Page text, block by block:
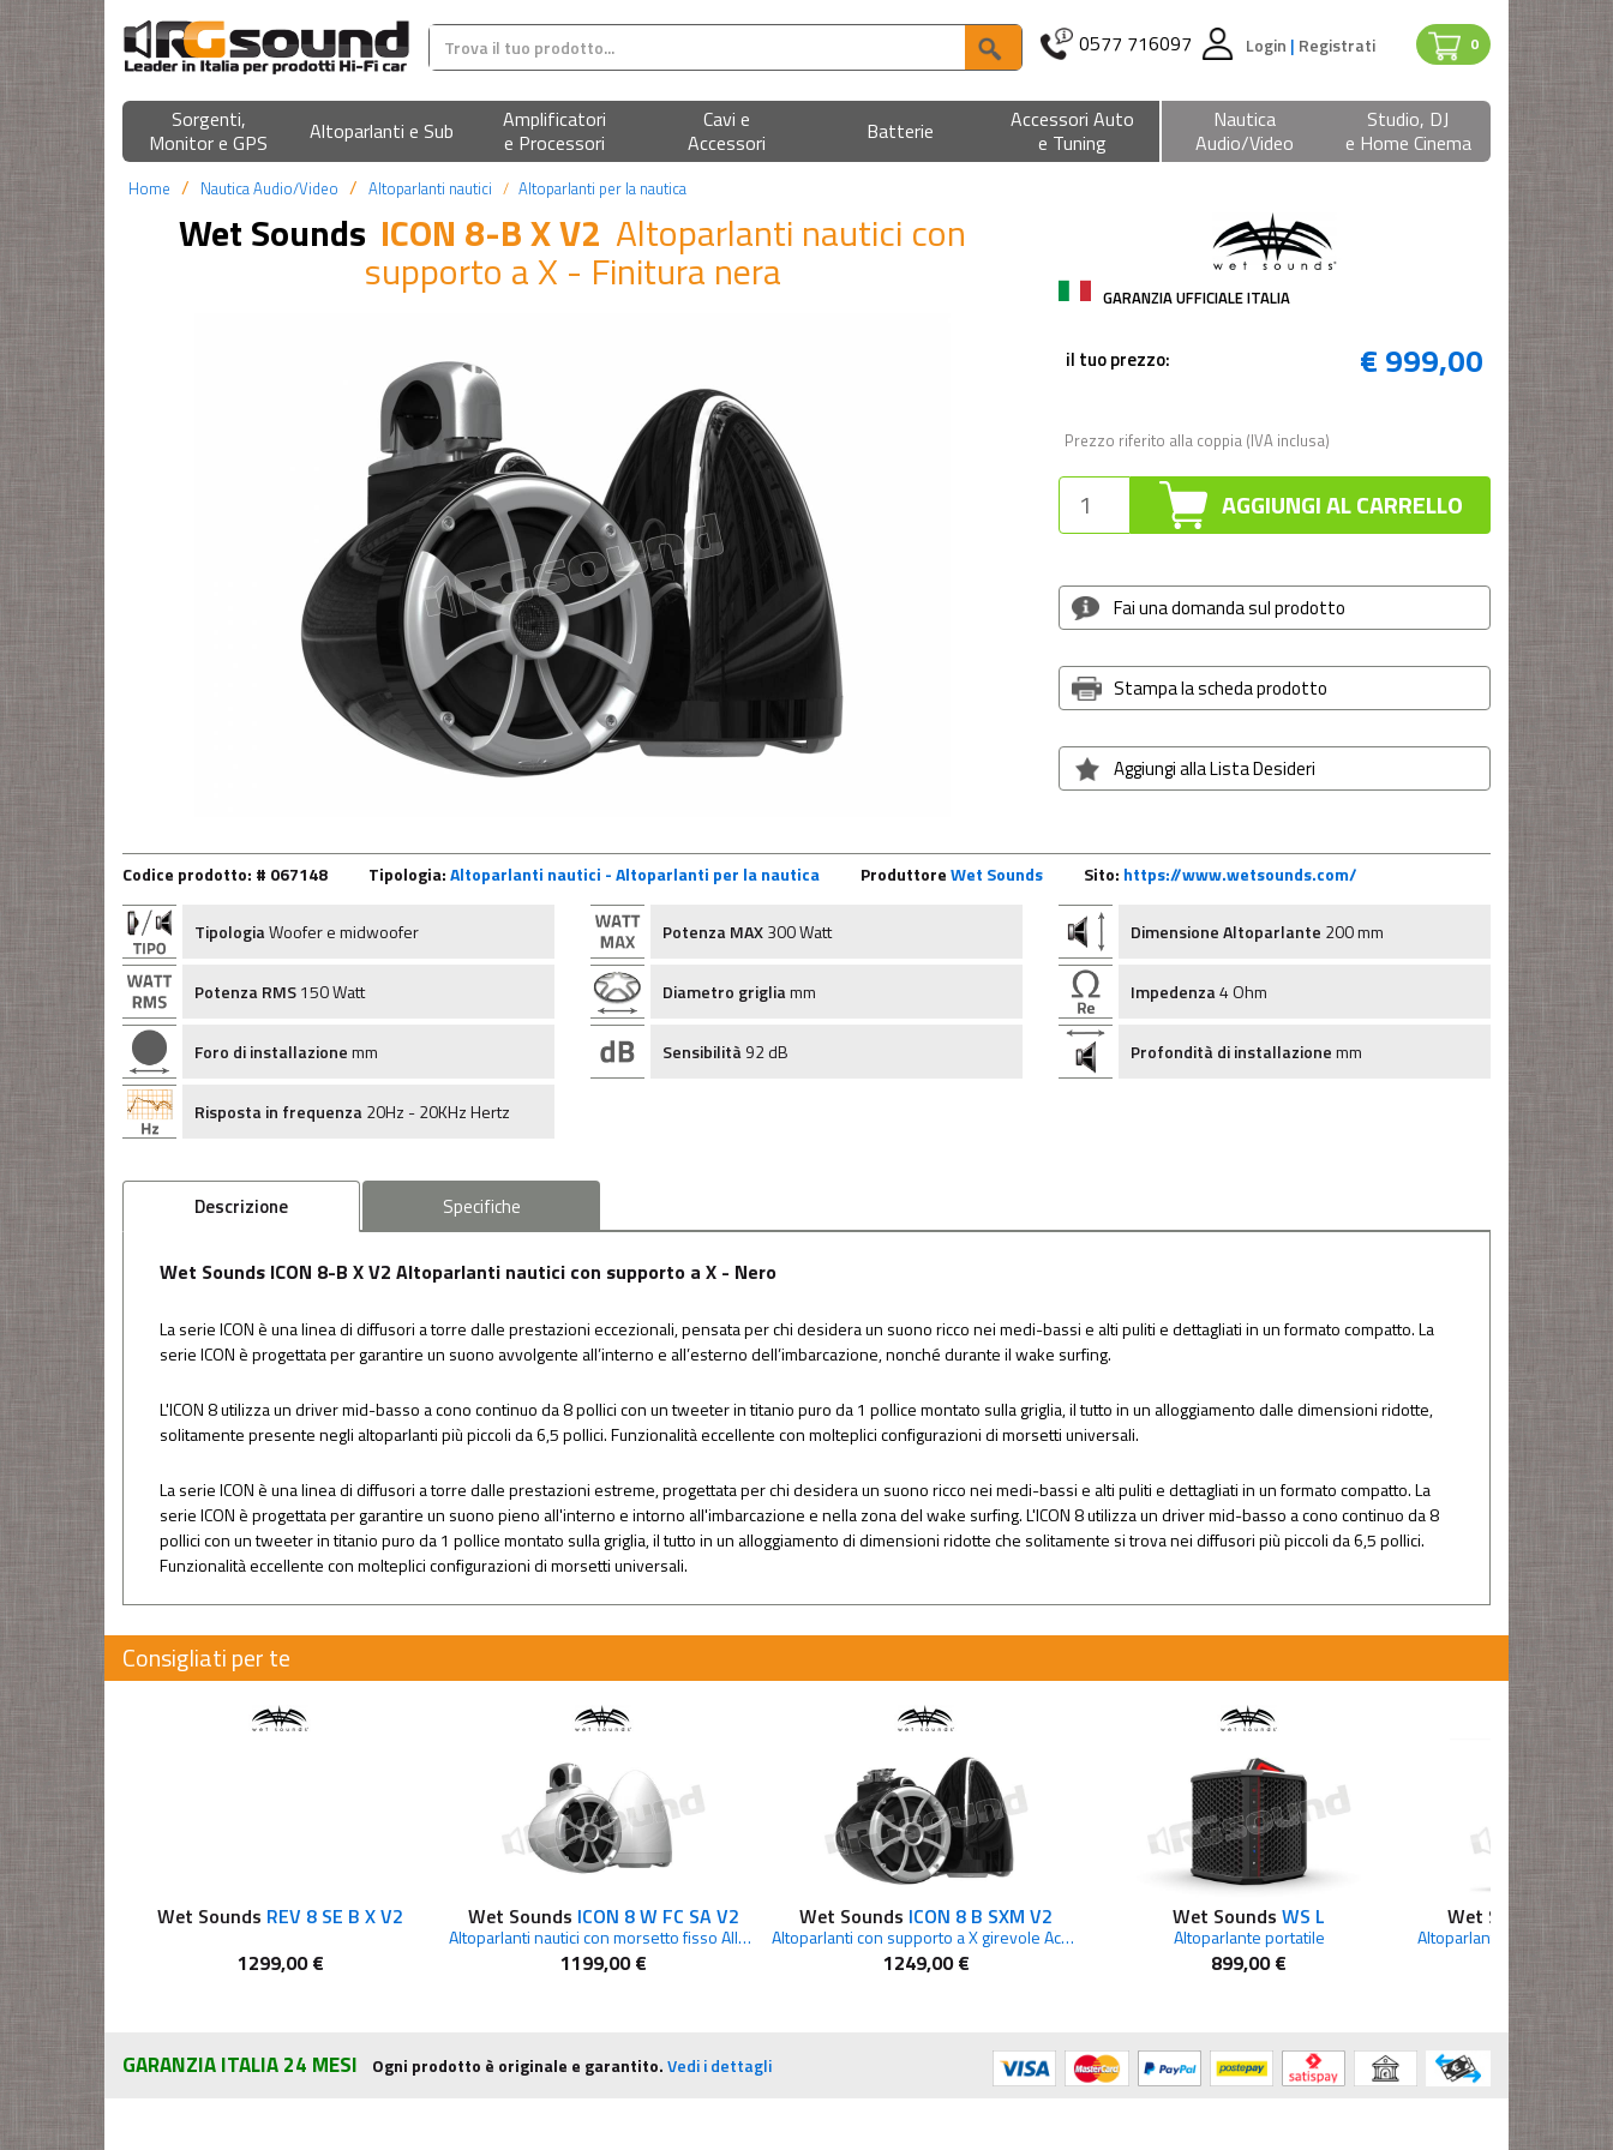
0
0577 716097 Login | Registrati
Sorgenti,
Monitor e GPS
Altoparlanti e Sub
Amplificatori
e Processori
Cavi e
Accessori
Batterie
Accessori Auto
e Tuning
Nautica
Audio/Video
Studio, DJ
e Home Cinema
Home Nautica Audio/Video Altoparlanti nautici Altoparlanti per la nautica
Wet Sounds ICON 8-B X V2 Altoparlanti nautici con
supporto a X - Finitura nera GARANZIA UFFICIALE ITALIA
€ 999,00
il tuo prezzo:
Prezzo riferito alla coppia (IVA inclusa)
AGGIUNGI AL CARRELLO
Fai una domanda sul prodotto
Stampa la scheda prodotto
Aggiungi alla Lista Desideri
Codice prodotto: # 067148 Tipologia:Altoparlanti nautici - Altoparlanti per la nautica ProduttoreWet Sounds Sito: https://www.wetsounds.com/
TipologiaWoofer e midwoofer Potenza MAX300 Watt Dimensione Altoparlante 200 mm
Potenza RMS150 Watt Diametro grigliamm Impedenza4 Ohm
Foro di installazionemm Sensibilità92 dB Profondità di installazionemm
Risposta in frequenza20Hz - 20KHz Hertz
Descrizione Specifiche
Wet Sounds ICON 8-B X V2 Altoparlanti nautici con supporto a X - Nero
La serie ICON è una linea di diffusori a torre dalle prestazioni eccezionali, pensata per chi desidera un suono ricco nei medi-bassi e alti puliti e dettagliati in un formato compatto. La
serie ICON è progettata per garantire un suono avvolgente all’interno e all’esterno dell’imbarcazione, nonché durante il wake surfing.
L'ICON 8 utilizza un driver mid-basso a cono continuo da 8 pollici con un tweeter in titanio puro da 1 pollice montato sulla griglia, il tutto in un alloggiamento dalle dimensioni ridotte,
solitamente presente negli altoparlanti più piccoli da 6,5 pollici. Funzionalità eccellente con molteplici configurazioni di morsetti universali.
La serie ICON è una linea di diffusori a torre dalle prestazioni estreme, progettata per chi desidera un suono ricco nei medi-bassi e alti puliti e dettagliati in un formato compatto. La
serie ICON è progettata per garantire un suono pieno all'interno e intorno all'imbarcazione e nella zona del wake surfing. L'ICON 8 utilizza un driver mid-basso a cono continuo da 8
pollici con un tweeter in titanio puro da 1 pollice montato sulla griglia, il tutto in un alloggiamento di dimensioni ridotte che solitamente si trova nei diffusori più piccoli da 6,5 pollici.
Funzionalità eccellente con molteplici configurazioni di morsetti universali.
Consigliati per te
Wet Sounds REV 8 SE B X V2
1299,00 €
Wet Sounds ICON 8 W FC SA V2
Altoparlanti nautici con morsetto fisso Alluminio argentato Bianco
1199,00 €
Wet Sounds ICON 8 B SXM V2
Altoparlanti con supporto a X girevole Acciaio inossidabile Nero
1249,00 €
Wet Sounds WS L
Altoparlante portatile
899,00 €
Wet Sounds
GARANZIA ITALIA 24 MESI Ogni prodotto è originale e garantito.Vedi i dettagli